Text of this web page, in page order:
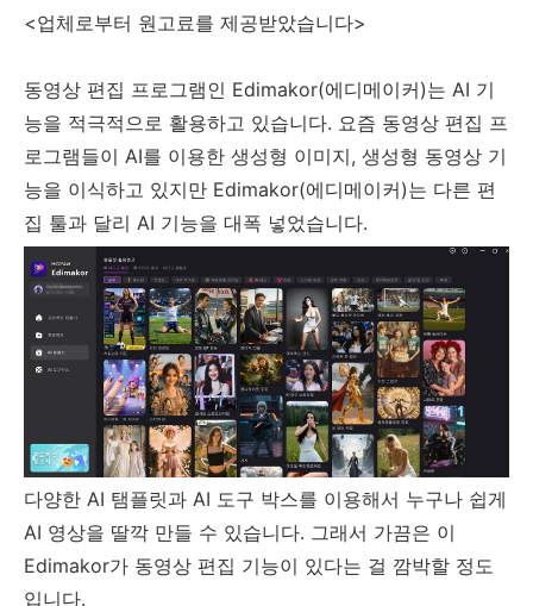
<업체로부터 원고료를 제공받았습니다>
동영상 편집 프로그램인 Edimakor(에디메이커)는 AI 기
능을 적극적으로 활용하고 있습니다. 요즘 동영상 편집 프
로그램들이 AI를 이용한 생성형 이미지, 생성형 동영상 기
능을 이식하고 있지만 Edimakor(에디메이커)는 다른 편
집 툴과 달리 AI 기능을 대폭 넣었습니다.
다양한 AI 탬플릿과 AI 도구 박스를 이용해서 누구나 쉽게
AI 영상을 딸깍 만들 수 있습니다. 그래서 가끔은 이
Edimakor가 동영상 편집 기능이 있다는 걸 깜박할 정도
입니다.